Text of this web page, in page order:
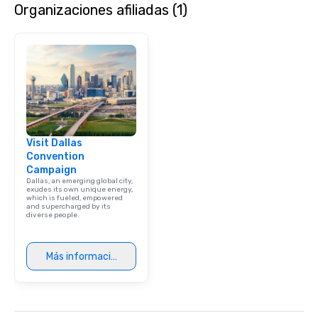
Organizaciones afiliadas (1)
Visit Dallas
Convention
Campaign
Dallas, an emerging global city,
exudes its own unique energy,
which is fueled, empowered
and supercharged by its
diverse people.
Más información